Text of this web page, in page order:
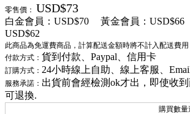
零售價： USD$73
白金會員： USD$70 黃金會員： USD$66
USD$62
此商品為免運費商品，計算配送金額時將不計入配送費用
付款方式： 貨到付款、Paypal、信用卡
訂購方式： 24小時線上自助、線上客服、
服務承諾： 出貨前會經檢測ok才出，即使收
可退換.
購買數量